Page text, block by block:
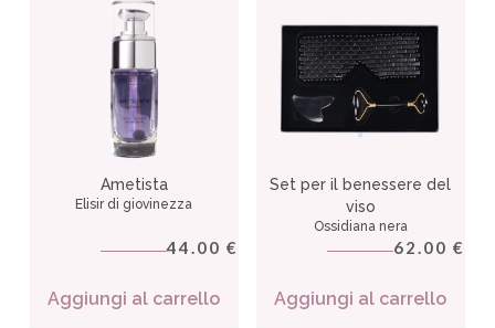
Ametista
Elisir di giovinezza
44.00 €
Aggiungi al carrello
Set per il benessere del
viso
Ossidiana nera
62.00 €
Aggiungi al carrello